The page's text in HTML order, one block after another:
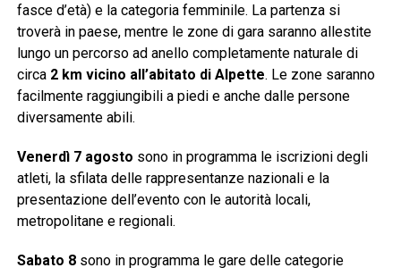
fasce d’età) e la categoria femminile. La partenza si
troverà in paese, mentre le zone di gara saranno allestite
lungo un percorso ad anello completamente naturale di
circa2 km vicino all’abitato di Alpette. Le zone saranno
facilmente raggiungibili a piedi e anche dalle persone
diversamente abili.
Venerdì 7 agosto sono in programma le iscrizioni degli
atleti, la sfilata delle rappresentanze nazionali e la
presentazione dell’evento con le autorità locali,
metropolitane e regionali.
Sabato 8sono in programma le gare delle categorie